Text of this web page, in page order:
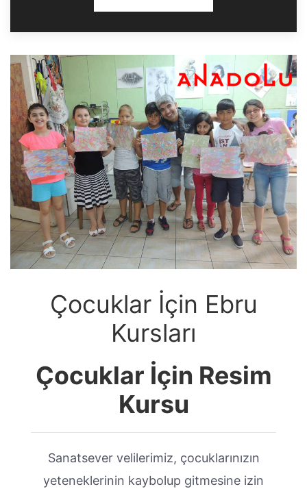
Çocuklar İçin Ebru
Kursları
Çocuklar İçin Resim
Kursu
Sanatsever velilerimiz, çocuklarınızın
yeteneklerinin kaybolup gitmesine izin